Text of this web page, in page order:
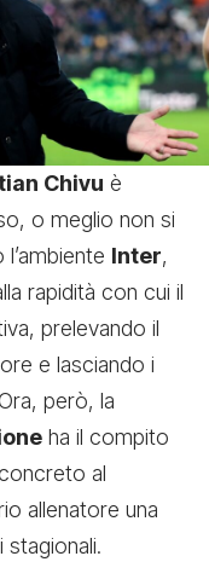
Chivu è
o meglio non si
l’ambiente Inter,
rapidità con cui il
prelevando il
e lasciando i
però, la
ha il compito
al
allenatore una
stagionali.